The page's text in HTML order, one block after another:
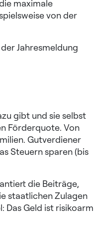
maximale
von der
Jahresmeldung
gibt und sie selbst
Förderquote. Von
Gutverdiener
Steuern sparen (bis
die Beiträge,
staatlichen Zulagen
Das Geld ist risikoarm